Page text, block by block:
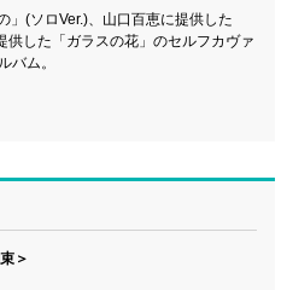
」(ソロVer.)、山口百恵に提供した
供した「ガラスの花」のセルフカヴァ
バム。
＞